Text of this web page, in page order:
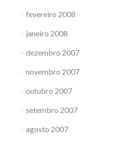
fevereiro 2008
janeiro 2008
dezembro 2007
novembro 2007
outubro 2007
setembro 2007
agosto 2007